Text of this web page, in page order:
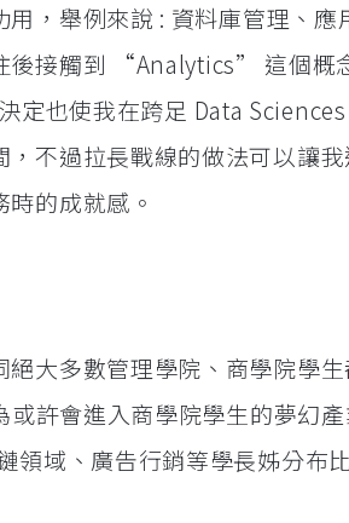
，舉例來說 : 資料庫管理、應
後接觸到 “Analytics” 這個概
定也使我在跨足 Data
不過拉長戰線的做法可以讓
的成就感。
大多數管理學院、商學院學
許會進入商學院學生的夢幻
域、廣告行銷等學長姊分布